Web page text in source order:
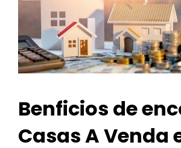
Benficios de
Casas A Venda